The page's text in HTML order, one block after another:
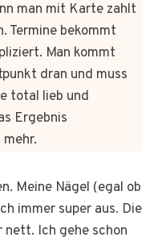
man mit Karte zahlt
Termine bekommt
Man kommt
dran und muss
total lieb und
Ergebnis
Meine Nägel (egal ob
immer super aus. Die
nett. Ich gehe schon